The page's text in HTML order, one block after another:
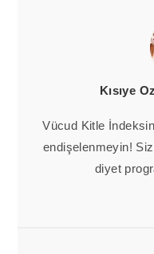
Kısıye
Vücud Kitle
endişelenmeyin!
diyet